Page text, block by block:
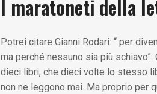
I maratoneti della
Potrei citare Gianni Rodari: “ per
ma perché nessuno sia più
dieci libri, che dieci volte lo stesso
non ne leggono mai. Ma proprio per